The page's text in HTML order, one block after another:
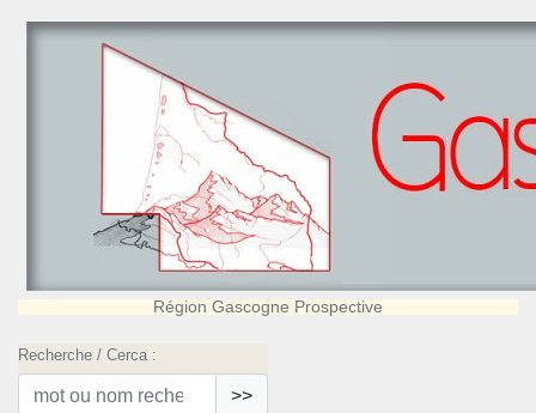
Région Gascogne Prospective
Recherche / Cerca :
>>